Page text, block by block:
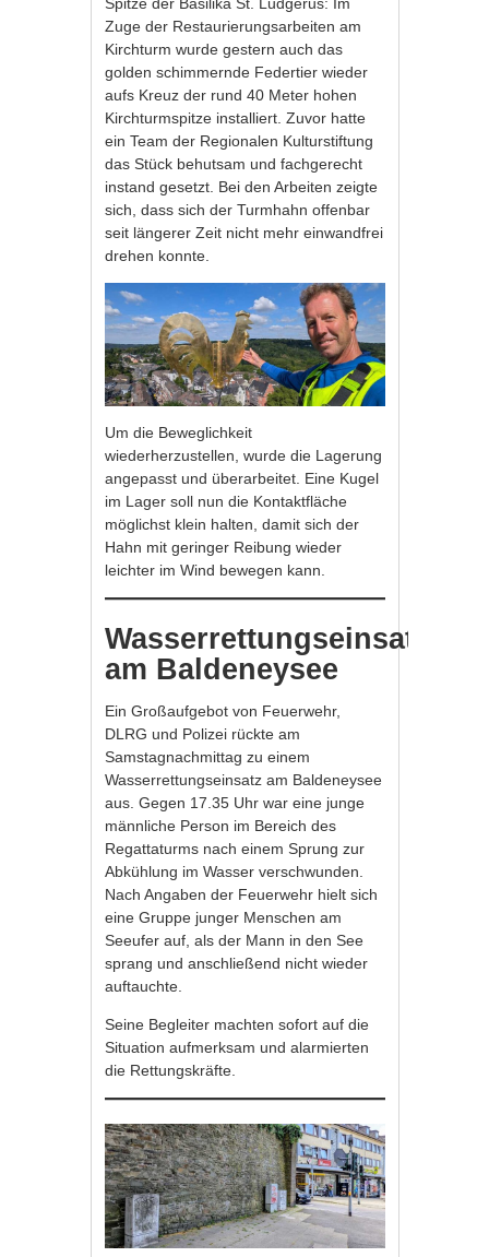
Zuge der Restaurierungsarbeiten am
Kirchturm wurde gestern auch das
golden schimmernde Federtier wieder
aufs Kreuz der rund 40 Meter hohen
Kirchturmspitze installiert. Zuvor hatte
ein Team der Regionalen Kulturstiftung
das Stück behutsam und fachgerecht
instand gesetzt. Bei den Arbeiten zeigte
sich, dass sich der Turmhahn offenbar
seit längerer Zeit nicht mehr einwandfrei
drehen konnte.
Um die Beweglichkeit
wiederherzustellen, wurde die Lagerung
angepasst und überarbeitet. Eine Kugel
im Lager soll nun die Kontaktfläche
möglichst klein halten, damit sich der
Hahn mit geringer Reibung wieder
leichter im Wind bewegen kann.
Wasserrettungseinsatz
am Baldeneysee
Ein Großaufgebot von Feuerwehr,
DLRG und Polizei rückte am
Samstagnachmittag zu einem
Wasserrettungseinsatz am Baldeneysee
aus. Gegen 17.35 Uhr war eine junge
männliche Person im Bereich des
Regattaturms nach einem Sprung zur
Abkühlung im Wasser verschwunden.
Nach Angaben der Feuerwehr hielt sich
eine Gruppe junger Menschen am
Seeufer auf, als der Mann in den See
sprang und anschließend nicht wieder
auftauchte.
Seine Begleiter machten sofort auf die
Situation aufmerksam und alarmierten
die Rettungskräfte.